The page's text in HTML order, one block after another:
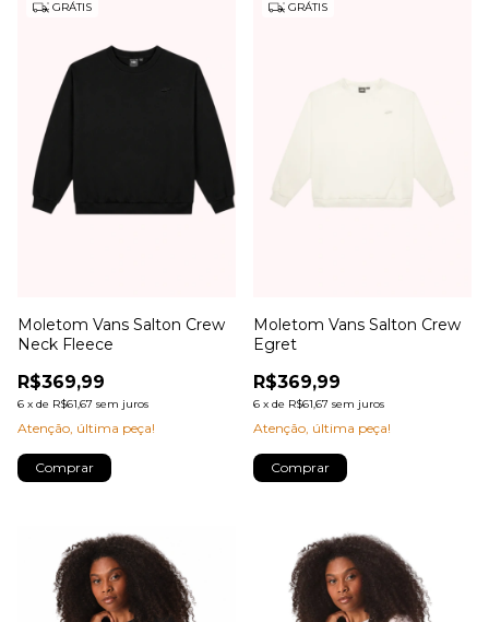
GRÁTIS
Moletom Vans Salton Crew
Neck Fleece
R$369,99
6 x de R$61,67 sem juros
Atenção, última peça!
Comprar
GRÁTIS
Moletom Vans Salton Crew
Egret
R$369,99
6 x de R$61,67 sem juros
Atenção, última peça!
Comprar